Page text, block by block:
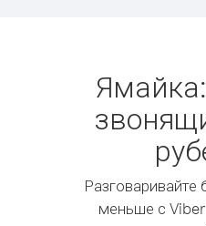
Разговаривайте
меньше с